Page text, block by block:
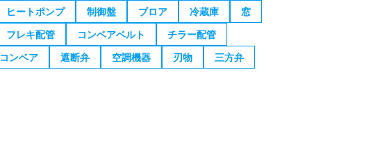
ヒートポンプ 制御盤 ブロア 冷蔵庫
窓
フレキ配管 コンベアベルト
チラー配管
コンベア 遮断弁 空調機器 刃物
三方弁